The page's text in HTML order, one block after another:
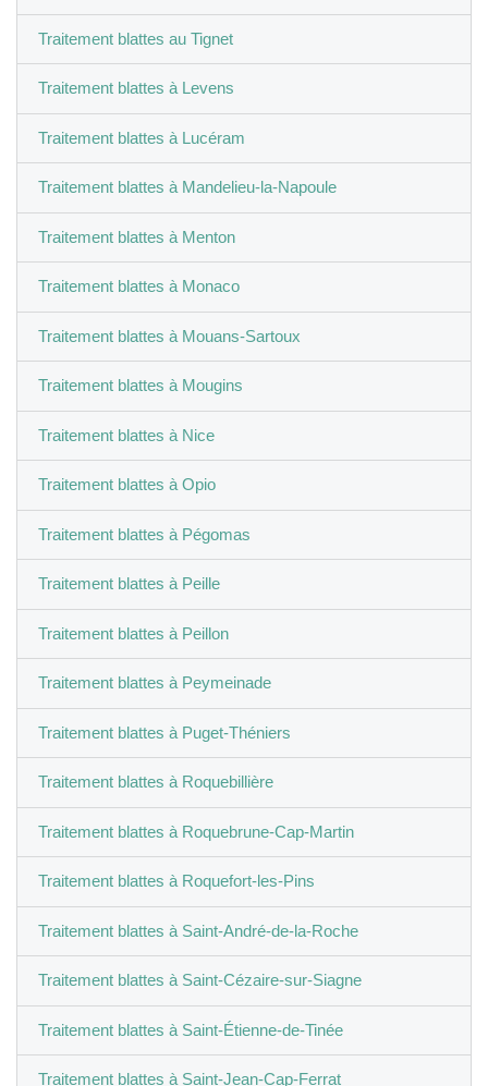
Traitement blattes au Tignet
Traitement blattes à Levens
Traitement blattes à Lucéram
Traitement blattes à Mandelieu-la-Napoule
Traitement blattes à Menton
Traitement blattes à Monaco
Traitement blattes à Mouans-Sartoux
Traitement blattes à Mougins
Traitement blattes à Nice
Traitement blattes à Opio
Traitement blattes à Pégomas
Traitement blattes à Peille
Traitement blattes à Peillon
Traitement blattes à Peymeinade
Traitement blattes à Puget-Théniers
Traitement blattes à Roquebillière
Traitement blattes à Roquebrune-Cap-Martin
Traitement blattes à Roquefort-les-Pins
Traitement blattes à Saint-André-de-la-Roche
Traitement blattes à Saint-Cézaire-sur-Siagne
Traitement blattes à Saint-Étienne-de-Tinée
Traitement blattes à Saint-Jean-Cap-Ferrat